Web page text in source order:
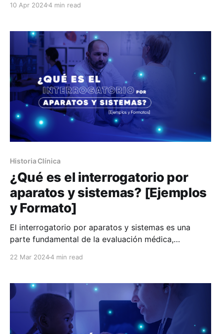
permitirá realizar un diagnóstico preciso. También
por realizar y aclarará el panorama para colaborar
con otros profesionales de la
10 Apr 20244 min read
Historia Clínica
¿Qué es el interrogatorio por
aparatos y sistemas? [Ejemplos
y Formato]
El interrogatorio por aparatos y sistemas es una
parte fundamental de la evaluación médica,
la atención de tus pacientes, tomando en cuenta que
mucho
22 Mar 20244 min read